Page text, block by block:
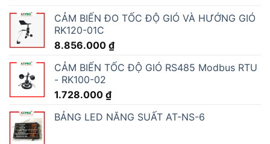
CẢM BIẾN ĐO TỐC ĐỘ GIÓ VÀ HƯỚNG GIÓ
RK120-01C
8.856.000 ₫
CẢM BIẾN TỐC ĐỘ GIÓ RS485 Modbus RTU
- RK100-02
1.728.000 ₫
BẢNG LED NĂNG SUẤT AT-NS-6